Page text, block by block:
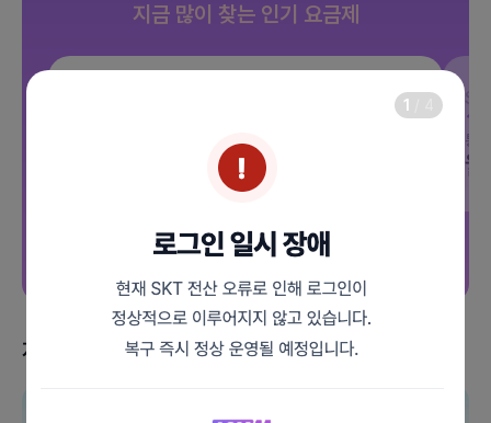
지금 많이 찾는 인기 요금제
/ 평생할인
통
전체보기
지금 받을 수 있는 혜택
1